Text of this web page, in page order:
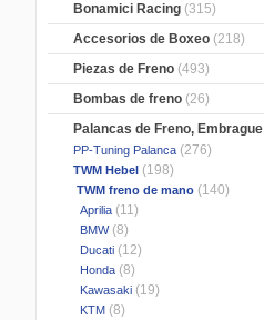
Bonamici Racing (315)
Accesorios de Boxeo (218)
Piezas de Freno (493)
Bombas de freno (26)
Palancas de Freno, Embrague
PP-Tuning Palanca (276)
TWM Hebel (198)
TWM freno de mano (140)
Aprilia (11)
BMW(8)
Ducati (12)
Honda (8)
Kawasaki (19)
KTM (8)